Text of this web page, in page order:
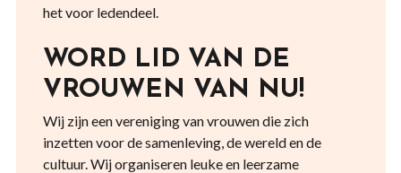
het voor ledendeel.
WORD LID VAN DE
VROUWEN VAN NU!
Wij zijn een vereniging van vrouwen die zich
inzetten voor de samenleving, de wereld en de
cultuur. Wij organiseren leuke en leerzame